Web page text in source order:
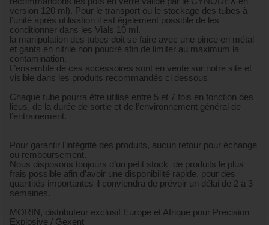
version 120 ml). Pour le transport ou le stockage des tubes à
l’unité après utilisation il est également possible de les
conditionner dans les Vials 10 ml.
la manipulation des tubes doit se faire avec une pince en métal
et gants en nitrile non poudré afin de limiter au maximum la
contamination.
L’ensemble de ces accessoires sont en vente sur notre site et
visible dans les produits recommandés ci dessous
Chaque tube pourra être utilisé entre 5 et 7 fois en fonction des
lieus, de la durée de sortie et de l’environnement général de
l’entrainement.
Pour garantir l’intégrité des produits, aucun retour pour échange
ou remboursement.
Nous disposons toujours d’un petit stock de produits le plus
frais possible afin d’avoir une disponibilité rapide, pour des
quantités importantes il conviendra de prévoir un délai de 2 à 3
semaines.
MORIN, distributeur exclusif Europe et Afrique pour Precision
Explosive / Gexent